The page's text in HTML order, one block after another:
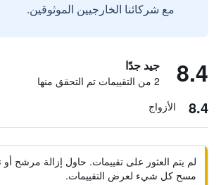
مع شركائنا الخارجيين الموثوقين.
8.4 جيد جدًا
2 من التقييمات تم التحقق منها
8.4 الأزواج
لم يتم العثور على تقييمات. حاول إزالة مرشح أو
مسح كل شيء لعرض التقييمات.